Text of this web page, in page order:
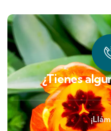
¿Tienes